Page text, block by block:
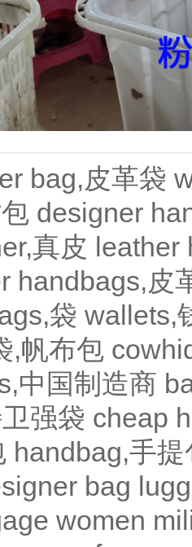
bag,皮革袋
designer
真皮 leather
handbags,皮
袋 wallets,
,帆布包
中国制造商
强袋 cheap
handbag,手提
bag
women